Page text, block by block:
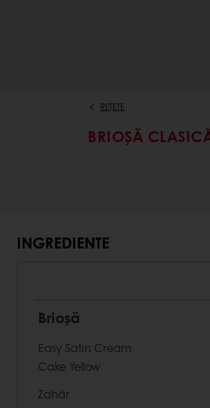
REȚETE
BRIOȘĂ
INGREDIENTE
Brioșă
Easy Satin Cream
Cake Yellow
Zahăr